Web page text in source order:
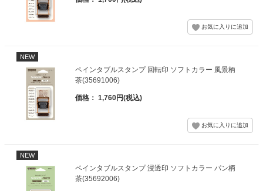
NEW
ペインタブルスタンプ 回転印 ソフトカラー 風景柄
茶(35691006)
価格： 1,760円(税込)
NEW
ペインタブルスタンプ 浸透印 ソフトカラー パン柄
茶(35692006)